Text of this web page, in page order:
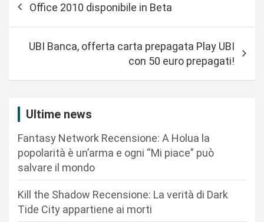
Office 2010 disponibile in Beta
UBI Banca, offerta carta prepagata Play UBI
con 50 euro prepagati!
Ultime news
Fantasy Network Recensione: A Holua la
popolarità è un’arma e ogni “Mi piace” può
salvare il mondo
Kill the Shadow Recensione: La verità di Dark
Tide City appartiene ai morti